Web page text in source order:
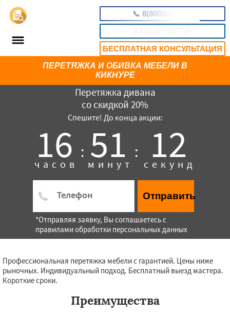
📞 8(800)5403465
БЕСПЛАТНАЯ КОНСУЛЬТАЦИЯ
Перетяжка дивана
со скидкой 20%
Спешите! До конца акции:
16 :
часов 51 :
минут 11
секунд
Отправить
*Отправляя заявку, Вы соглашаетесь с
правилами обработки персональных данных
ПЕРЕТЯЖКА И ОБИВКА МЕБЕЛИ В
КИКНУРЕ
Профессиональная перетяжка мебели с гарантией. Цены ниже
рыночных. Индивидуальный подход. Бесплатный выезд мастера.
Короткие сроки.
Преимущества